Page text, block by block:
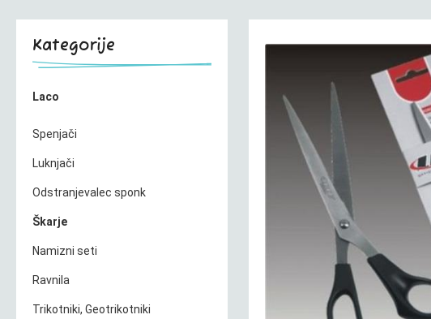
Kategorije
Laco
Spenjači
Luknjači
Odstranjevalec sponk
Škarje
Namizni seti
Ravnila
Trikotniki, Geotrikotniki